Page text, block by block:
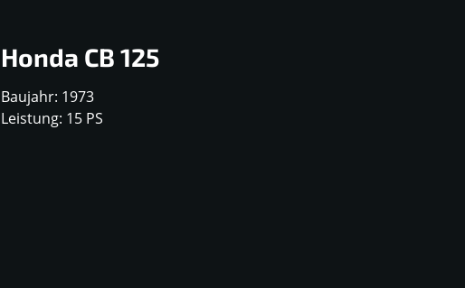
Honda CB 125
Baujahr: 1973
Leistung: 15 PS